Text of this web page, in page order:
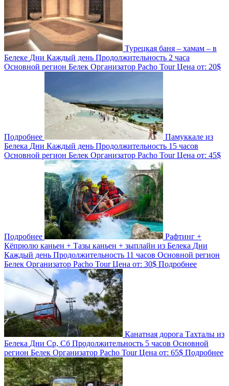
Турецкая баня – хамам – в
Белеке Дни Каждый день Продолжительность 2 часа
Основной регион Белек Организатор Pacho TourЦена от: 20$
Подробнее
Памуккале из
Белека Дни Каждый день Продолжительность 15 часов
Основной регион Белек Организатор Pacho TourЦена от: 45$
Подробнее
Рафтинг +
Кёпрюлю каньен + Тазы каньен + зыплайн из Белека Дни
Каждый день Продолжительность 11 часов Основной регион
Белек Организатор Pacho TourЦена от: 30$ Подробнее
Канатная дорога Тахталы из
Белека Дни Ср, Сб Продолжительность 5 часов Основной
регион Белек Организатор Pacho TourЦена от: 65$ Подробнее